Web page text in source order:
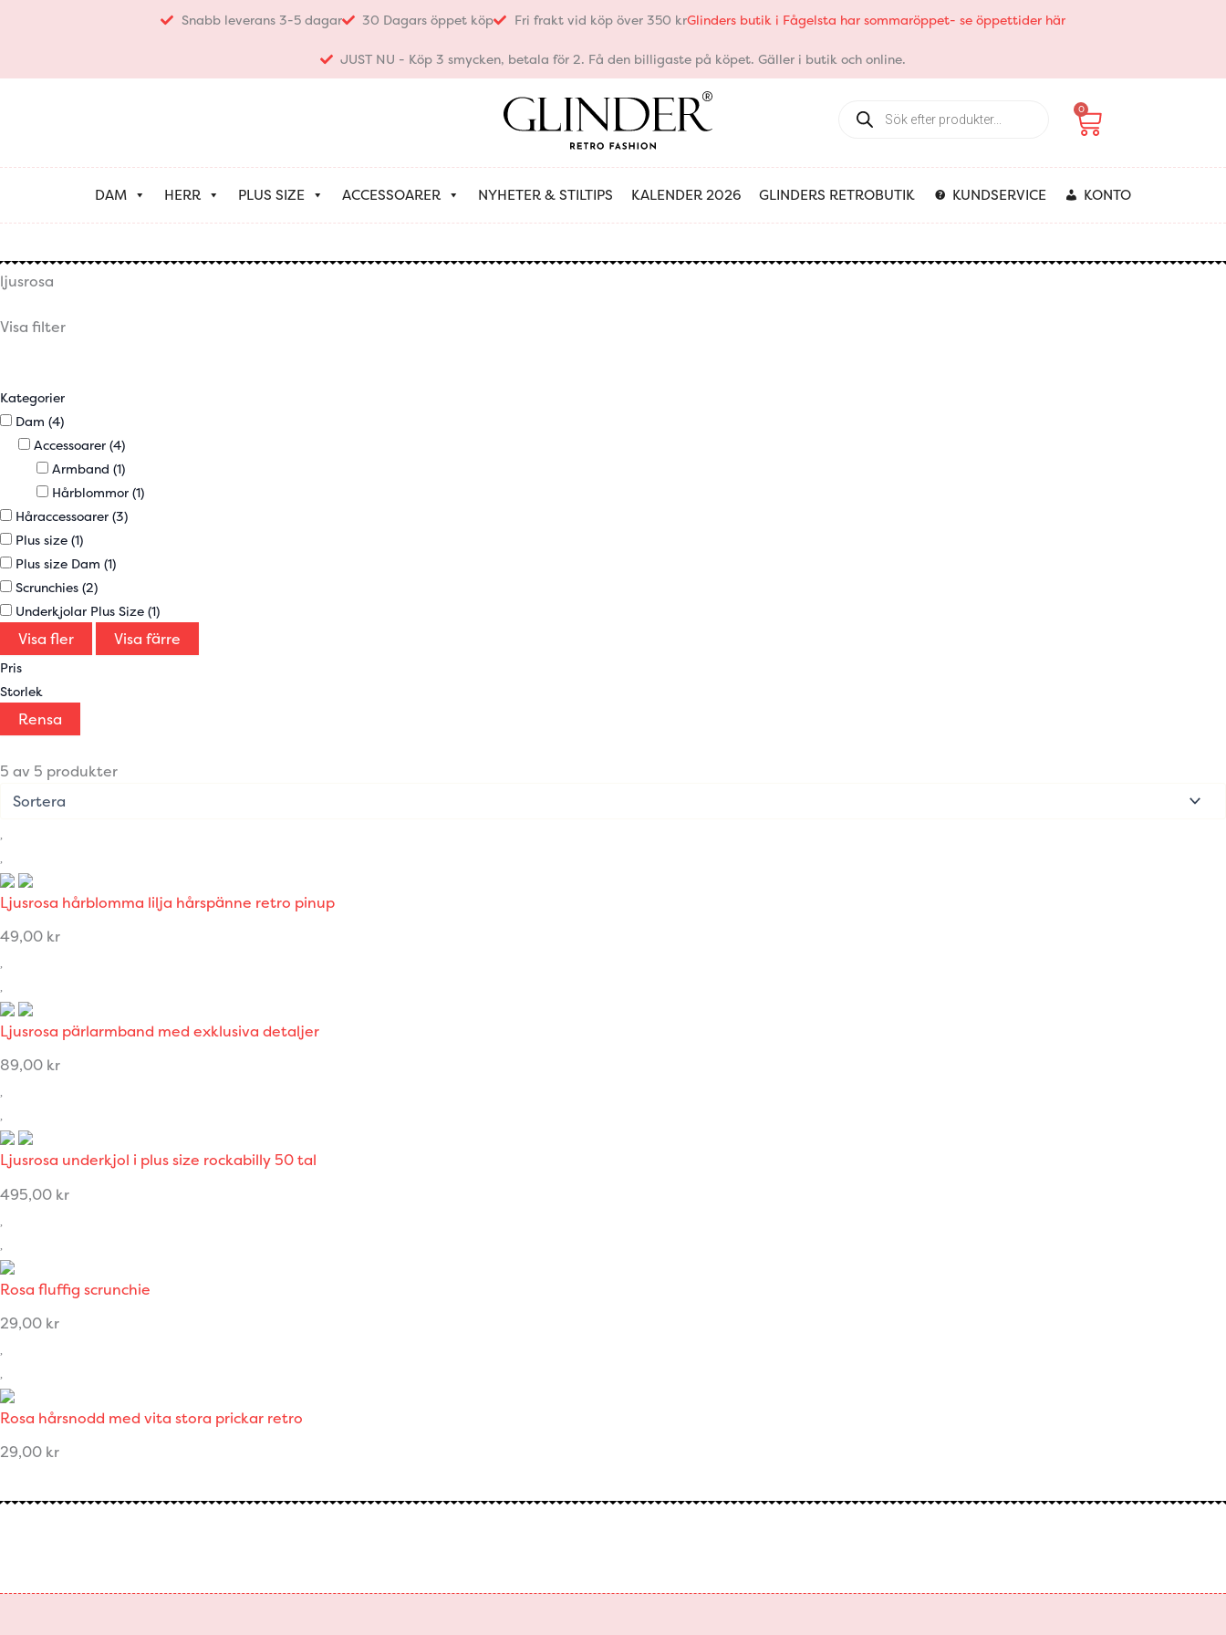
Snabb leverans 3-5 dagar 30 Dagars öppet köp Fri frakt vid köp över 350 krGlinders butik i Fågelsta har sommaröppet- se öppettider här
JUST NU - Köp 3 smycken, betala för 2. Få den billigaste på köpet. Gäller i butik och online.
search
0
Varukorg
DAM HERR PLUS SIZE ACCESSOARER NYHETER & STILTIPS KALENDER 2026 GLINDERS RETROBUTIK KUNDSERVICE KONTO
ljusrosa
Visa filter
Kategorier
Dam (4)
Accessoarer (4)
Armband (1)
Hårblommor (1)
Håraccessoarer (3)
Plus size (1)
Plus size Dam (1)
Scrunchies (2)
Underkjolar Plus Size (1)
Visa fler Visa färre
Pris
Storlek
Rensa
5 av 5 produkter
Ljusrosa hårblomma lilja hårspänne retro pinup
49,00 kr
Ljusrosa pärlarmband med exklusiva detaljer
89,00 kr
Ljusrosa underkjol i plus size rockabilly 50 tal
495,00 kr
Rosa fluffig scrunchie
29,00 kr
Rosa hårsnodd med vita stora prickar retro
29,00 kr